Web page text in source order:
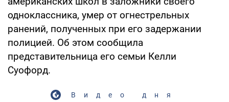
одноклассника, умер от огнестрельных
ранений, полученных при его задержании
полицией. Об этом сообщила
представительница его семьи Келли
Суофорд.
Видео дня